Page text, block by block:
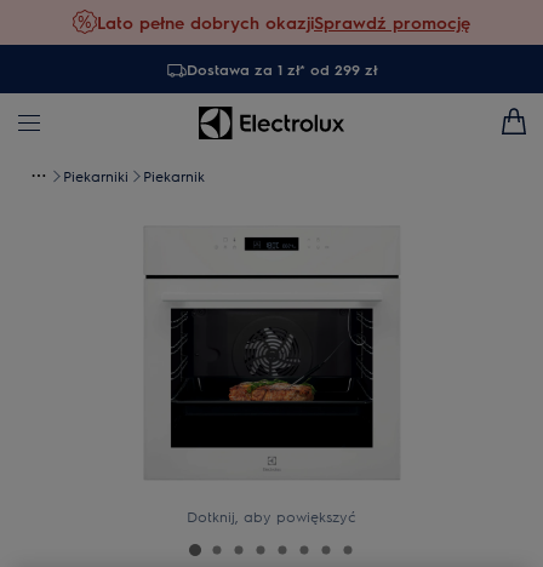
Lato pełne dobrych okazjiSprawdź promocję
Dostawa za 1 zł* od 299 zł
Piekarniki Piekarnik
Dotknij, aby powiększyć